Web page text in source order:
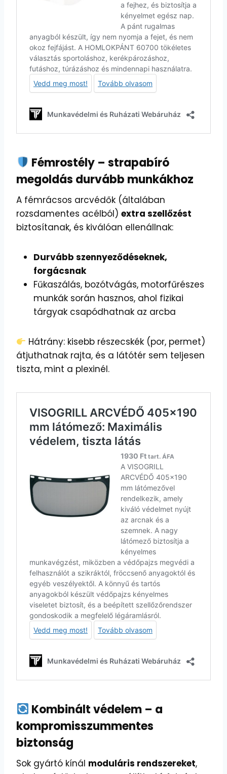
Fémrostély – strapabíró
megoldás durvább munkákhoz
A fémrácsos arcvédők (általában
rozsdamentes acélból) extra szellőzést
biztosítanak, és kiválóan ellenállnak:
Durvább szennyeződéseknek,
forgácsnak
Fűkaszálás, bozótvágás, motorfűrészes
munkák során hasznos, ahol fizikai
tárgyak csapódhatnak az arcba
Hátrány: kisebb részecskék (por, permet)
átjuthatnak rajta, és a látótér sem teljesen
tiszta, mint a plexinél.
Kombinált védelem – a
kompromisszummentes
biztonság
Sok gyártó kínál moduláris rendszereket,